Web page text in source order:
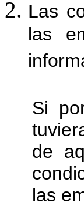
Las
las
Si
de
las